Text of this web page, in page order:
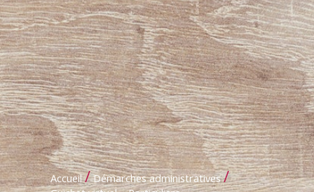
Accueil / Démarches administratives /